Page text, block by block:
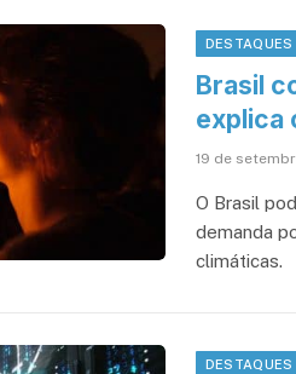
DESTAQUES
Brasil
explica
19 de
O Brasil
demanda
climáticas.
DESTAQUES